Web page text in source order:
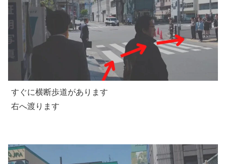
すぐに横断歩道があります
右へ渡ります